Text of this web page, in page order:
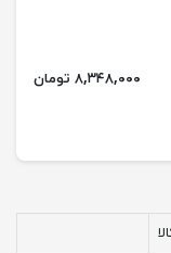
۸,۳۴۸,۰۰۰ تومان